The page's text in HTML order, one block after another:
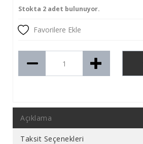
Stokta 2 adet bulunuyor.
Favorilere Ekle
Açıklama
Taksit Seçenekleri